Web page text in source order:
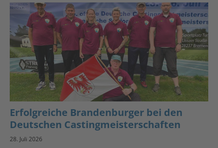
Erfolgreiche Brandenburger bei den
Deutschen Castingmeisterschaften
28. Juli 2026